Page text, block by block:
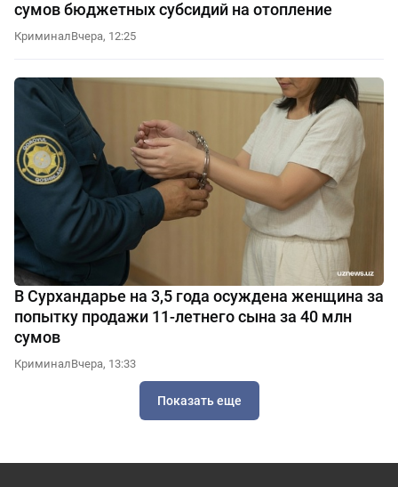
сумов бюджетных субсидий на отопление
КриминалВчера, 12:25
В Сурхандарье на 3,5 года осуждена женщина за
попытку продажи 11-летнего сына за 40 млн
сумов
КриминалВчера, 13:33
Показать еще